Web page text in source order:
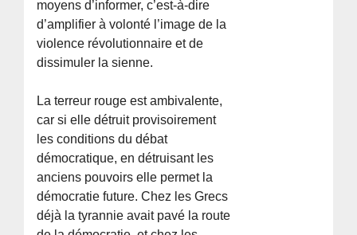
moyens d’informer, c’est-à-dire
d’amplifier à volonté l’image de la
violence révolutionnaire et de
dissimuler la sienne.
La terreur rouge est ambivalente,
car si elle détruit provisoirement
les conditions du débat
démocratique, en détruisant les
anciens pouvoirs elle permet la
démocratie future. Chez les Grecs
déjà la tyrannie avait pavé la route